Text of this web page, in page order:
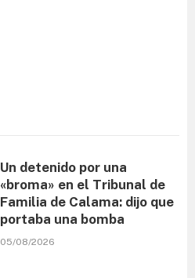
Un detenido por una
«broma» en el Tribunal de
Familia de Calama: dijo que
portaba una bomba
05/08/2026